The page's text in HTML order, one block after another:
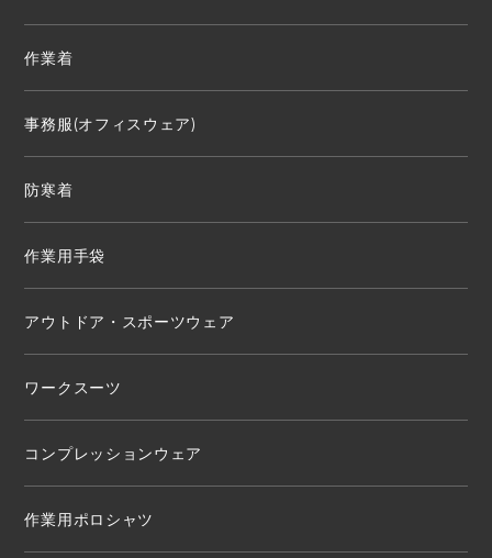
作業着
事務服(オフィスウェア)
防寒着
作業用手袋
アウトドア・スポーツウェア
ワークスーツ
コンプレッションウェア
作業用ポロシャツ